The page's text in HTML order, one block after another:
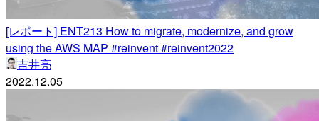
[レポート] ENT213 How to migrate, modernize, and grow
using the AWS MAP #reinvent #reinvent2022
吉井亮
2022.12.05